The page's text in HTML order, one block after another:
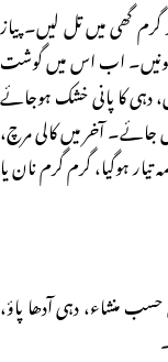
گھی میں تل لیں۔ پیاز
اب اس میں گوشت
دہی کا پانی خشک ہوجائے
جائے۔ آخر میں کالی مرچ،
ہوگیا، گرم گرم نان یا
حسب منشاء، دہی آدھا پاؤ،